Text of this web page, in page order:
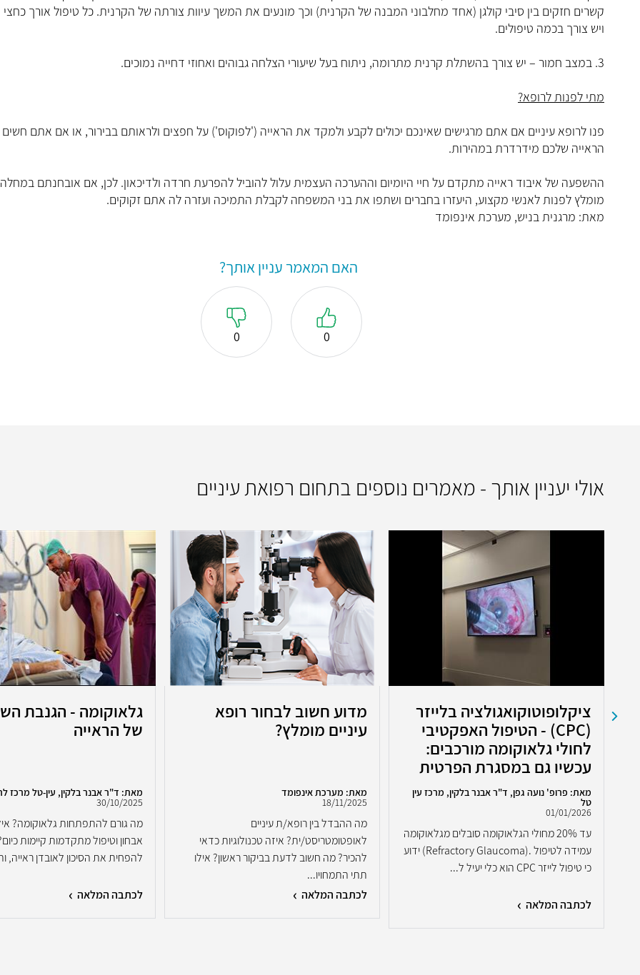
קשרים חזקים בין סיבי קולגן (אחד מחלבוני המבנה של הקרנית) וכך מונעים את המשך עיוות צורתה של הקרנית. כל טיפול אורך
ויש צורך בכמה טיפולים.
3. במצב חמור – יש צורך בהשתלת קרנית מתרומה, ניתוח בעל שיעורי הצלחה גבוהים ואחוזי דחייה נמוכים.
מתי לפנות לרופא?
פנו לרופא עיניים אם אתם מרגישים שאינכם יכולים לקבע ולמקד את הראייה ('לפוקוס') על חפצים ולראותם בבירור, או אם אתם חשים
הראייה שלכם מידרדרת במהירות.
ההשפעה של איבוד ראייה מתקדם על חיי היומיום וההערכה העצמית עלול להוביל להפרעת חרדה ולדיכאון. לכן, אם אובחנתם
מומלץ לפנות לאנשי מקצוע, היעזרו בחברים ושתפו את בני המשפחה לקבלת התמיכה ועזרה לה אתם זקוקים.
מאת: מרגנית בניש, מערכת אינפומד
האם המאמר עניין אותך?
0
0
אולי יעניין אותך - מאמרים נוספים בתחום רפואת עיניים
ציקלופוטוקואגולציה בלייזר
(CPC) - הטיפול האפקטיבי
לחולי גלאוקומה מורכבים:
עכשיו גם במסגרת הפרטית
מאת: פרופ' נועה גפן, ד"ר אבנר בלקין, מרכז עין
טל
01/01/2026
עד 20% מחולי הגלאוקומה סובלים מגלאוקומה
עמידה לטיפול .(Refractory Glaucoma) ידוע
כי טיפול לייזר CPC הוא כלי יעיל ל...
לכתבה המלאה
מדוע חשוב לבחור רופא
עיניים מומלץ?
מאת: מערכת אינפומד
18/11/2025
מה ההבדל בין רופא/ת עיניים
לאופטומטריסט/ית? איזה טכנולוגיות כדאי
להכיר? מה חשוב לדעת בביקור ראשון? אילו
תתי התמחויו...
לכתבה המלאה
גלאוקומה - הגנבת
של הראייה
מאת: ד"ר אבנר בלקין, עין-טל מרכז
30/10/2025
מה גורם להתפתחות גלאוקומה?
אבחון וטיפול מתקדמות קיימות
להפחית את הסיכון לאובדן ראייה,
לכתבה המלאה